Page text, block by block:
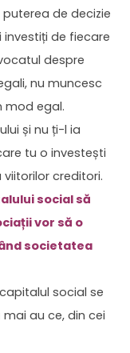
de decizie
investiți de fiecare
despre
nu muncesc
mod egal.
și nu ți-l ia
tu o investești
creditori.
social să
vor să o
societatea
social se
au ce, din cei